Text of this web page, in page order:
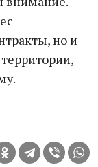
но и